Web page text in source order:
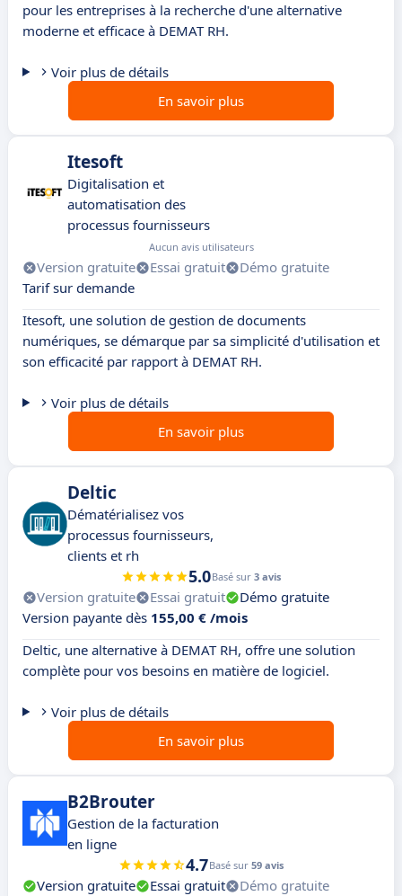
pour les entreprises à la recherche d'une alternative
moderne et efficace à DEMAT RH.
Voir plus de détails
En savoir plus
Itesoft
Digitalisation et
automatisation des
processus fournisseurs
Aucun avis utilisateurs
Version gratuite Essai gratuit
Démo gratuite
Tarif sur demande
Itesoft, une solution de gestion de documents
numériques, se démarque par sa simplicité d'utilisation et
son efficacité par rapport à DEMAT RH.
Voir plus de détails
En savoir plus
Deltic
Dématérialisez vos
processus fournisseurs,
clients et rh
5.0Basé sur 3 avis
Version gratuite Essai gratuit
Démo gratuite
Version payante dès 155,00 € /mois
Deltic, une alternative à DEMAT RH, offre une solution
complète pour vos besoins en matière de logiciel.
Voir plus de détails
En savoir plus
B2Brouter
Gestion de la facturation
en ligne
4.7Basé sur 59 avis
Version gratuite Essai gratuit
Démo gratuite